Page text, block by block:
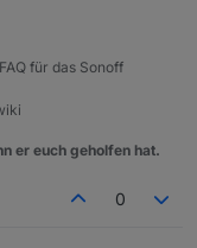
für das Sonoff
er euch geholfen hat.
0